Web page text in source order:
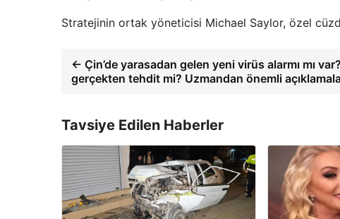
Stratejinin ortak yöneticisi Michael Saylor, özel
← Çin’de yarasadan gelen yeni virüs alarmı mı
gerçekten tehdit mi? Uzmandan önemli
Tavsiye Edilen Haberler